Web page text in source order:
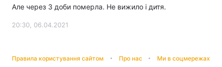
Але через 3 доби померла. Не вижило і дитя.
20:30, 06.04.2021
Правила користування сайтом Про нас Ми в соцмережах